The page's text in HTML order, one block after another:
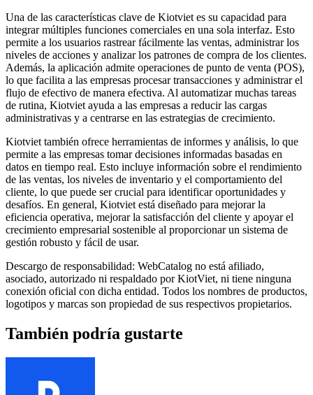
Una de las características clave de Kiotviet es su capacidad para
integrar múltiples funciones comerciales en una sola interfaz. Esto
permite a los usuarios rastrear fácilmente las ventas, administrar los
niveles de acciones y analizar los patrones de compra de los clientes.
Además, la aplicación admite operaciones de punto de venta (POS),
lo que facilita a las empresas procesar transacciones y administrar el
flujo de efectivo de manera efectiva. Al automatizar muchas tareas
de rutina, Kiotviet ayuda a las empresas a reducir las cargas
administrativas y a centrarse en las estrategias de crecimiento.
Kiotviet también ofrece herramientas de informes y análisis, lo que
permite a las empresas tomar decisiones informadas basadas en
datos en tiempo real. Esto incluye información sobre el rendimiento
de las ventas, los niveles de inventario y el comportamiento del
cliente, lo que puede ser crucial para identificar oportunidades y
desafíos. En general, Kiotviet está diseñado para mejorar la
eficiencia operativa, mejorar la satisfacción del cliente y apoyar el
crecimiento empresarial sostenible al proporcionar un sistema de
gestión robusto y fácil de usar.
Descargo de responsabilidad: WebCatalog no está afiliado,
asociado, autorizado ni respaldado por KiotViet, ni tiene ninguna
conexión oficial con dicha entidad. Todos los nombres de productos,
logotipos y marcas son propiedad de sus respectivos propietarios.
También podría gustarte